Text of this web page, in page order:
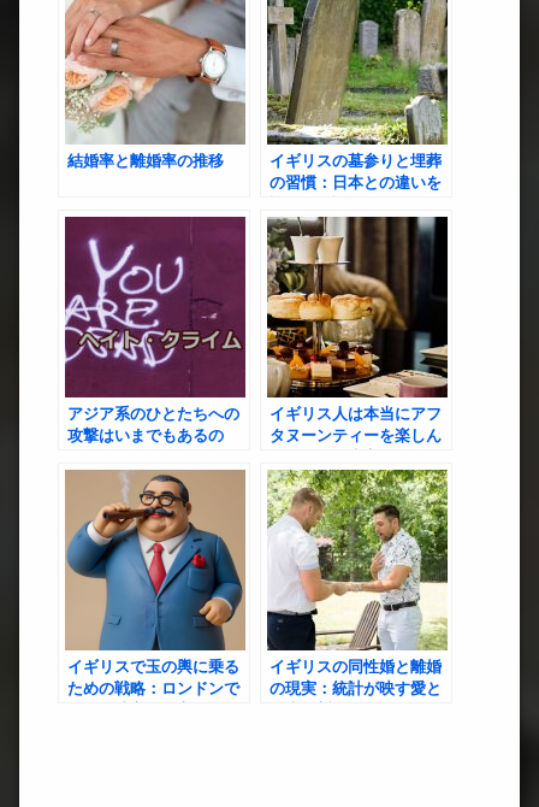
結婚率と離婚率の推移
イギリスの墓参りと埋葬
の習慣：日本との違いを
アジア系のひとたちへの
攻撃はいまでもあるの
イギリス人は本当にアフ
タヌーンティーを楽しん
店も紹介！
イギリスで玉の輿に乗る
ための戦略：ロンドンで
イギリスの同性婚と離婚
の現実：統計が映す愛と